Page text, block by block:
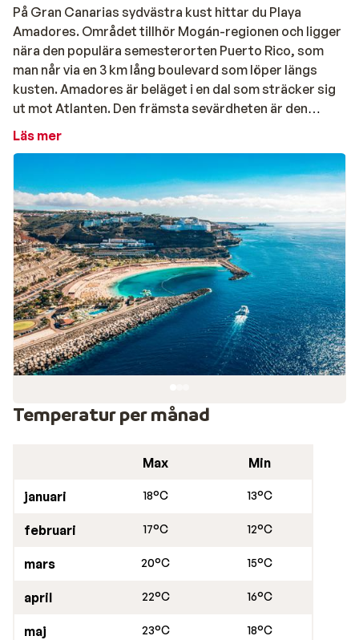
På Gran Canarias sydvästra kust hittar du Playa
Amadores. Området tillhör Mogán-regionen och ligger
nära den populära semesterorten Puerto Rico, som
man når via en 3 km lång boulevard som löper längs
kusten. Amadores är beläget i en dal som sträcker sig
ut mot Atlanten. Den främsta sevärdheten är den
halvmåneformade stranden, som ligger skyddad
Amadores har en tropisk vit lång sandstrand. Stranden
som anlades för några år sedan är en av Gran Canarias
bästa stränder. Här kan du koppla av på en solstol
antingen på stranden eller ute på piren, där du kan njuta
av skön havsbris.
Restauranger i Playa Amadores
Längs kusten och den livliga strandpromenaden finns
flera mysiga restauranger och barer där man kan prova
lokala specialiteter som traditionella fiskrätter och
fina viner som produceras på ön.
Läs mer
Temperatur per månad
Max Min
januari 18°C 13°C
februari 17°C 12°C
mars 20°C 15°C
april 22°C 16°C
maj 23°C 18°C